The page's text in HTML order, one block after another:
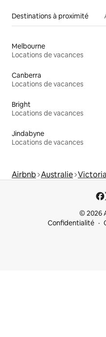
Destinations à proximité
Melbourne
Locations de vacances
Canberra
Locations de vacances
Bright
Locations de vacances
Jindabyne
Locations de vacances
Airbnb Australie Victoria
© 2026
Confidentialité